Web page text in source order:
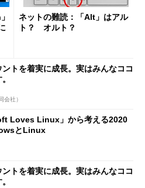
ネットの難読：「Alt」はアル
ト？ オルト？
ントを着実に成長。実はみんなココ
会社）
Loves Linux」から考える2020
とLinux
ントを着実に成長。実はみんなココ